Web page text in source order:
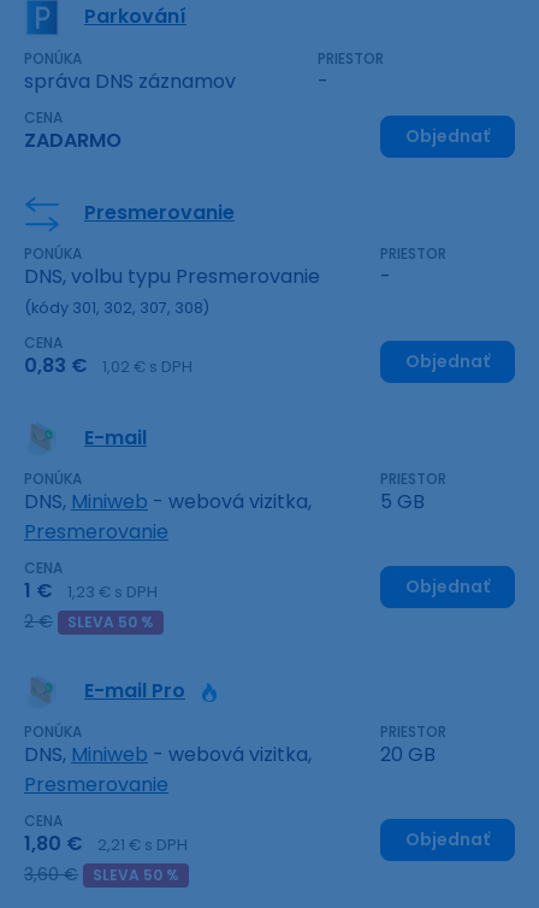
Parkování
PONÚKA
správa DNS záznamov
PRIESTOR
-
CENA
ZADARMO Objednať
Presmerovanie
PONÚKA
DNS, volbu typu Presmerovanie
(kódy 301, 302, 307, 308)
PRIESTOR
-
CENA
0,83 € 1,02 € s DPH Objednať
E-mail
PONÚKA
DNS, Miniweb - webová vizitka,
Presmerovanie
PRIESTOR
5 GB
CENA
1 € 1,23 € s DPH
2 € SLEVA 50 %
Objednať
E-mail Pro
PONÚKA
DNS, Miniweb - webová vizitka,
Presmerovanie
PRIESTOR
20 GB
CENA
1,80 € 2,21 € s DPH
3,60 € SLEVA 50 %
Objednať